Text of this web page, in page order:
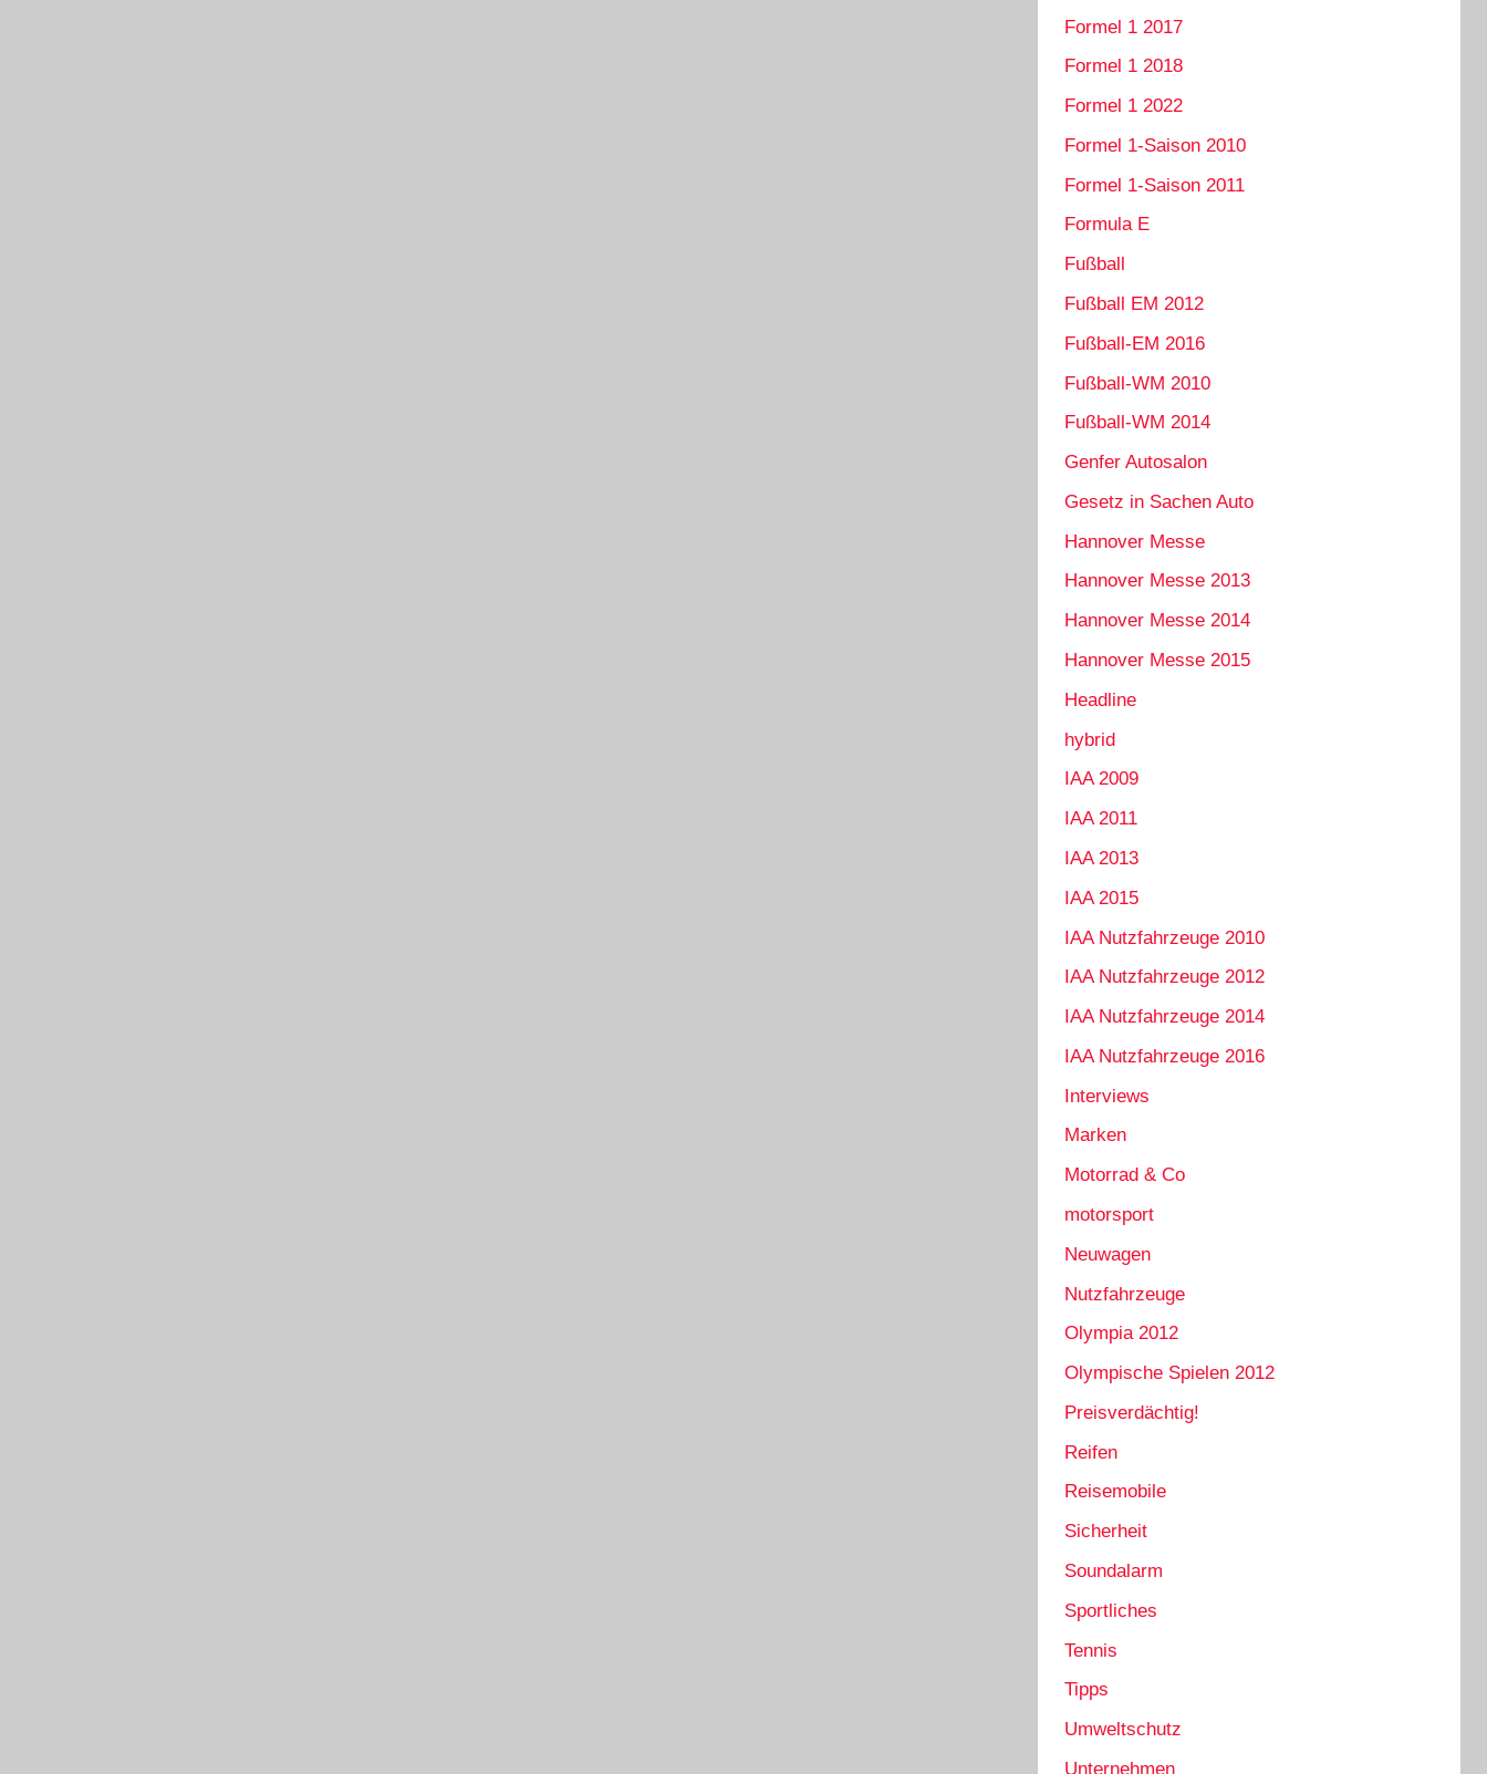
Formel 1 2017
Formel 1 2018
Formel 1 2022
Formel 1-Saison 2010
Formel 1-Saison 2011
Formula E
Fußball
Fußball EM 2012
Fußball-EM 2016
Fußball-WM 2010
Fußball-WM 2014
Genfer Autosalon
Gesetz in Sachen Auto
Hannover Messe
Hannover Messe 2013
Hannover Messe 2014
Hannover Messe 2015
Headline
hybrid
IAA 2009
IAA 2011
IAA 2013
IAA 2015
IAA Nutzfahrzeuge 2010
IAA Nutzfahrzeuge 2012
IAA Nutzfahrzeuge 2014
IAA Nutzfahrzeuge 2016
Interviews
Marken
Motorrad & Co
motorsport
Neuwagen
Nutzfahrzeuge
Olympia 2012
Olympische Spielen 2012
Preisverdächtig!
Reifen
Reisemobile
Sicherheit
Soundalarm
Sportliches
Tennis
Tipps
Umweltschutz
Unternehmen